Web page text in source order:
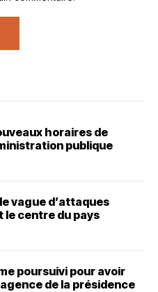
horaires de
publique
vague d’attaques
le centre du pays
poursuivi pour avoir
de la présidence